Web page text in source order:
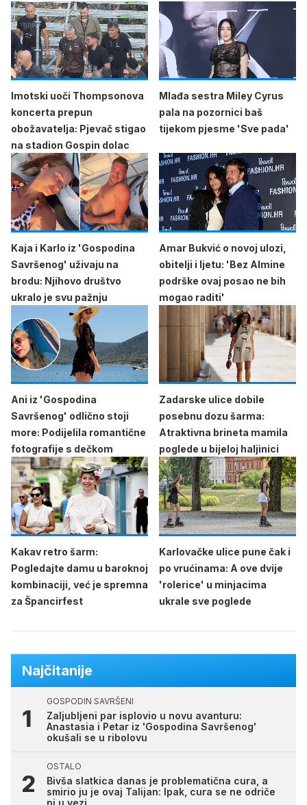
Imotski uoči Thompsonova
koncerta prepun
obožavatelja: Pjevač stigao
na stadion Gospin dolac
Mlađa sestra Miley Cyrus
pala na pozornici baš
tijekom pjesme 'Sve pada'
Kaja i Karlo iz 'Gospodina
Savršenog' uživaju na
brodu: Njihovo društvo
ukralo je svu pažnju
Amar Bukvić o novoj ulozi,
obitelji i ljetu: 'Bez Almine
podrške ovaj posao ne bih
mogao raditi'
Ani iz 'Gospodina
Savršenog' odlično stoji
more: Podijelila romantične
fotografije s dečkom
Zadarske ulice dobile
posebnu dozu šarma:
Atraktivna brineta mamila
poglede u bijeloj haljinici
Kakav retro šarm:
Pogledajte damu u baroknoj
kombinaciji, već je spremna
za Špancirfest
Karlovačke ulice pune čak i
po vrućinama: A ove dvije
'rolerice' u minjacima
ukrale sve poglede
Najčitanije
GOSPODIN SAVRŠENI
Zaljubljeni par isplovio u novu avanturu:
Anastasia i Petar iz 'Gospodina Savršenog'
okušali se u ribolovu
OSTALO
Bivša slatkica danas je problematična cura, a
smirio ju je ovaj Talijan: Ipak, cura se ne odriče
ni u vezi